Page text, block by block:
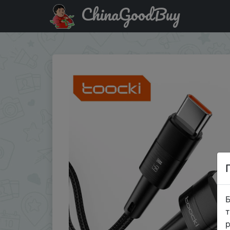
Купити по знижці $1/$1 Toocki 6A USB Type C Quick
ChinaGoodBuy